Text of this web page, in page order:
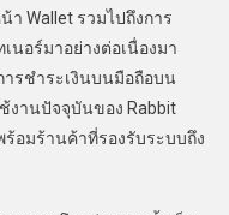
Wallet รวมไปถึงการ
อร์มาอย่างต่อเนื่องมา
ารชำระเงินบนมือถือบน
งานปัจจุบันของ Rabbit
ร้อมร้านค้าที่รองรับระบบถึง